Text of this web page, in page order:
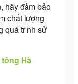
hãy đảm bảo
chất lượng
quá trình sử
Hà